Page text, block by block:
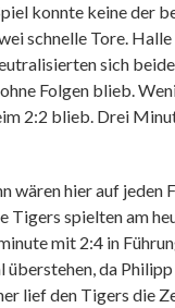
konnte keine der
schnelle Tore.
sich
Folgen blieb.
2:2 blieb. Drei
wären hier auf jeden
spielten am
mit 2:4 in
da
lief den Tigers die